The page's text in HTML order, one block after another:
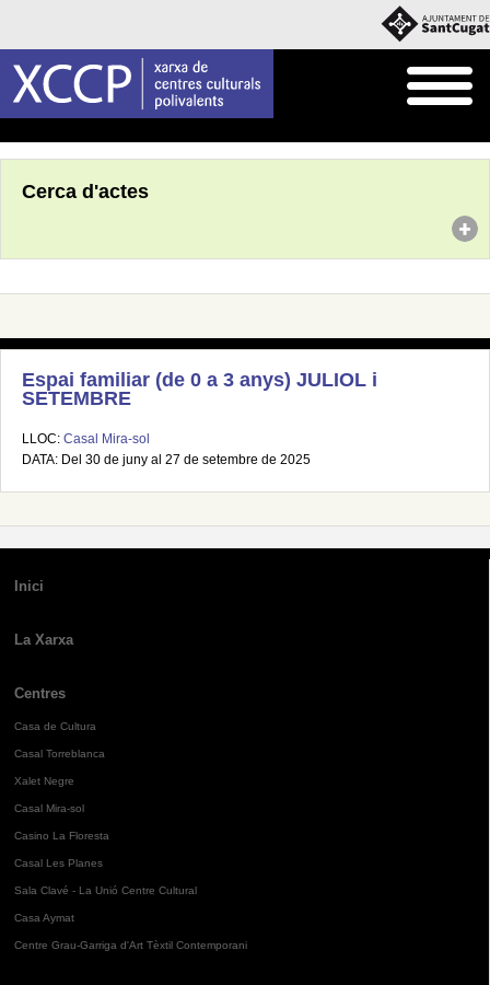
Cerca d'actes
Espai familiar (de 0 a 3 anys) JULIOL i
SETEMBRE
LLOC: Casal Mira-sol
DATA: Del 30 de juny al 27 de setembre de 2025
Inici
La Xarxa
Centres
Casa de Cultura
Casal Torreblanca
Xalet Negre
Casal Mira-sol
Casino La Floresta
Casal Les Planes
Sala Clavé - La Unió Centre Cultural
Casa Aymat
Centre Grau-Garriga d'Art Tèxtil Contemporani